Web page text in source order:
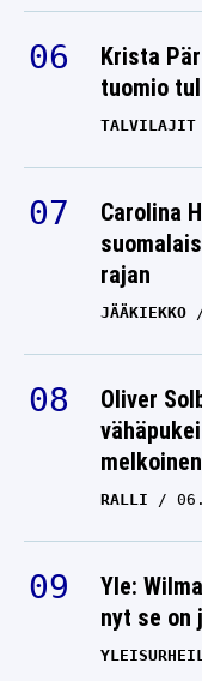
Krista
tuomio
TALVILAJIT
Carolina
rajan
JÄÄKIEKKO
Oliver
RALLI
Yle:
nyt se on